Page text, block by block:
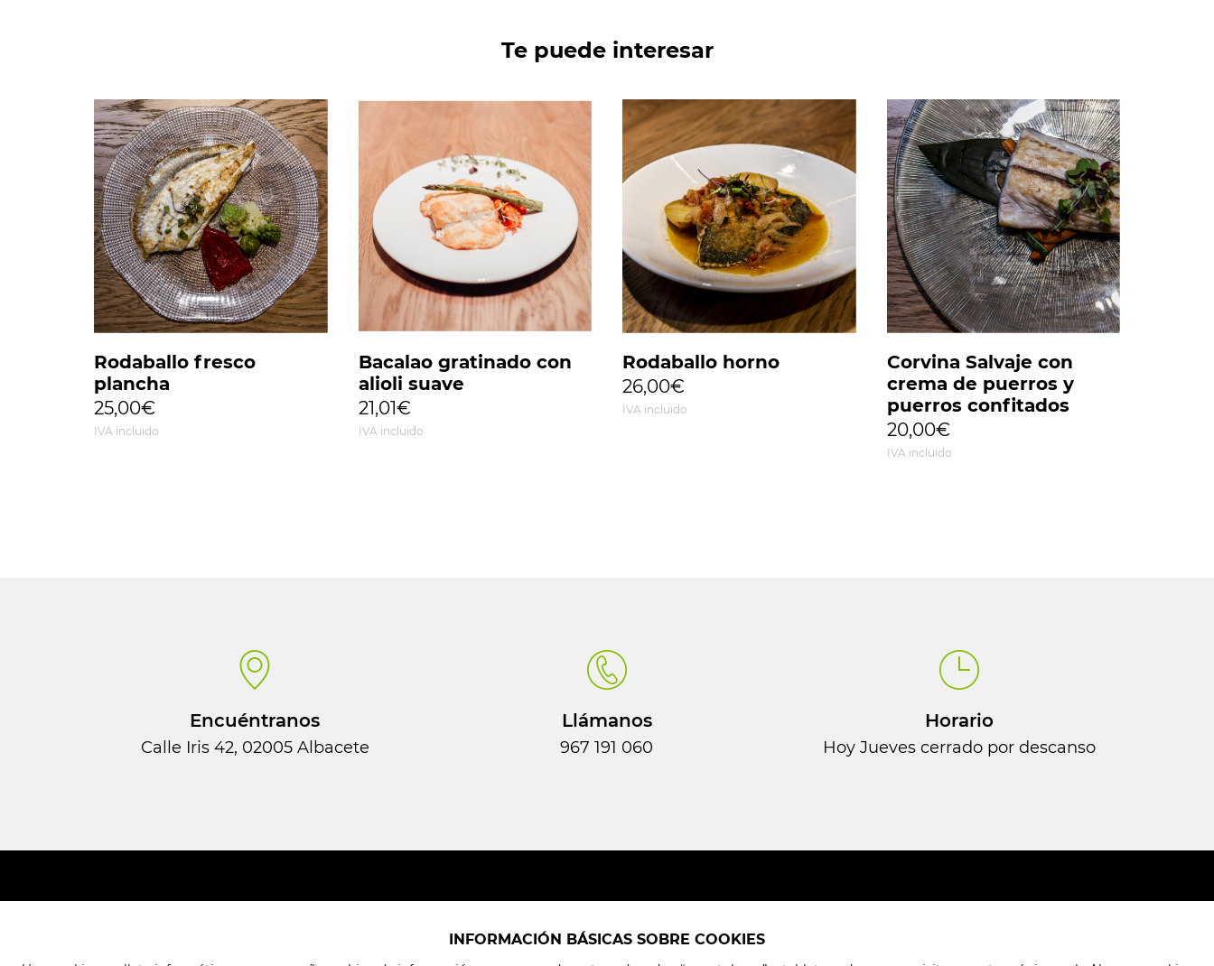
Te puede interesar
Rodaballo fresco
plancha
25,00€
IVA incluido
Bacalao gratinado con
alioli suave
21,01€
IVA incluido
Rodaballo horno
26,00€
IVA incluido
Corvina Salvaje con
crema de puerros y
puerros confitados
20,00€
IVA incluido
Encuéntranos
Calle Iris 42, 02005 Albacete
Llámanos
967 191 060
Horario
Hoy Jueves cerrado por descanso
Mi cuenta
INFORMACIÓN BÁSICAS SOBRE COOKIES